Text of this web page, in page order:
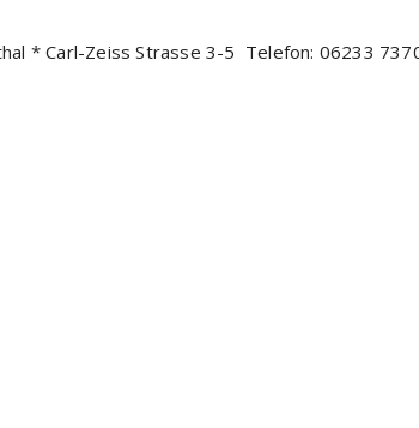
* Carl-Zeiss Strasse 3-5 Telefon: 06233